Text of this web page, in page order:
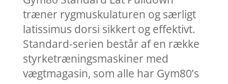
træner rygmuskulaturen og særligt
latissimus dorsi sikkert og effektivt.
Standard-serien består af en række
styrketræningsmaskiner med
vægtmagasin, som alle har Gym80’s